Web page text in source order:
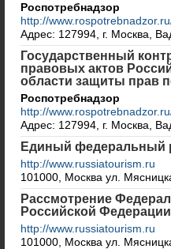
Роспотребнадзор
http://
Адрес: 127994, г. Москва,
Государственный
правовых актов
области защиты прав
Роспотребнадзор
http://
Адрес: 127994, г. Москва,
Единый федеральный
http://www.russiatourism.ru
101000, Москва ул.
Рассмотрение
Российской Федерации
http://www.russiatourism.ru
101000, Москва ул.